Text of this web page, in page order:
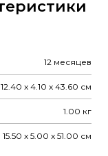
12 месяцев
12.40 x 4.10 x 43.60 см
1.00 кг
15.50 x 5.00 x 51.00 см